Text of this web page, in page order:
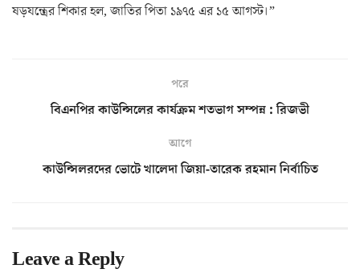
ষড়যন্ত্রের শিকার হল, জাতির পিতা ১৯৭৫ এর ১৫ আগস্ট।”
পরে
বিএনপির কাউন্সিলের কার্যক্রম শতভাগ সম্পন্ন : রিজভী
আগে
কাউন্সিলরদের ভোটে খালেদা জিয়া-তারেক রহমান নির্বাচিত
Leave a Reply